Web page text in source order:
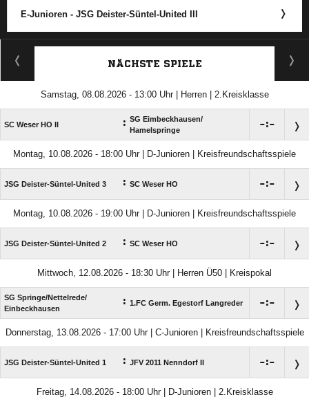
E-Junioren - JSG Deister-Süntel-United III
ANZEIGE
NÄCHSTE SPIELE
Samstag, 08.08.2026 - 13:00 Uhr | Herren | 2.Kreisklasse
SC Weser HO II : SG Eimbeckhausen/​
Hamelspringe
:
Montag, 10.08.2026 - 18:00 Uhr | D-Junioren | Kreisfreundschaftsspiele
JSG Deister-Süntel-United 3 : SC Weser HO :
Montag, 10.08.2026 - 19:00 Uhr | D-Junioren | Kreisfreundschaftsspiele
JSG Deister-Süntel-United 2 : SC Weser HO :
Mittwoch, 12.08.2026 - 18:30 Uhr | Herren Ü50 | Kreispokal
SG Springe/​Nettelrede/​
Einbeckhausen
: 1.FC Germ. Egestorf Langreder :
Donnerstag, 13.08.2026 - 17:00 Uhr | C-Junioren | Kreisfreundschaftsspiele
JSG Deister-Süntel-United 1 : JFV 2011 Nenndorf II :
Freitag, 14.08.2026 - 18:00 Uhr | D-Junioren | 2.Kreisklasse